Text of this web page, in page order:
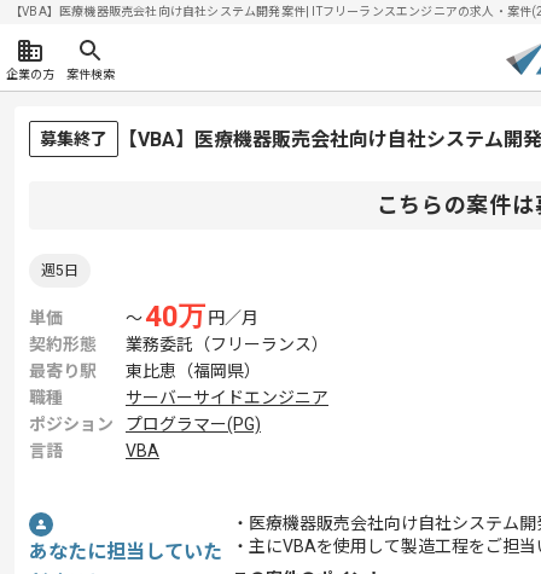
【VBA】医療機器販売会社向け自社システム開発案件| ITフリーランスエンジニアの求人・案
企業の方 案件検索
募集終了 【VBA】医療機器販売会社向け自社システム開
こちらの案件
週5日
単価 〜40万 円／月
契約形態
業務委託（フリーランス）
最寄り駅
東比恵（福岡県）
職種
サーバーサイドエンジニア
ポジション
プログラマー(PG)
言語
VBA
あなたに担当していた
・医療機器販売会社向け自社システム
・主にVBAを使用して製造工程をご担